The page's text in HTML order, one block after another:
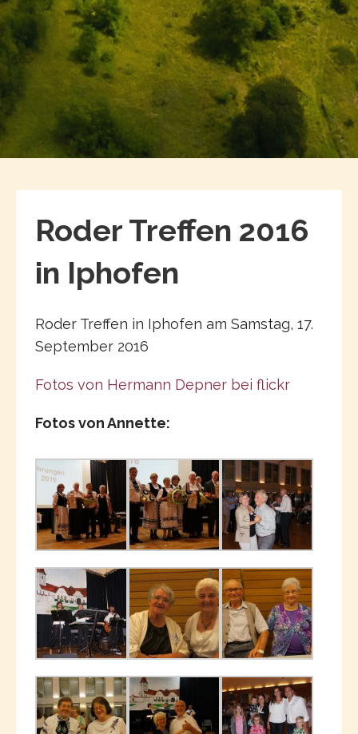
Roder Treffen 2016
in Iphofen
Roder Treffen in Iphofen am Samstag, 17.
September 2016
Fotos von Hermann Depner bei flickr
Fotos von Annette: